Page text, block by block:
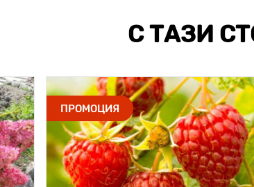
С ТАЗИ
ПРОМОЦИЯ